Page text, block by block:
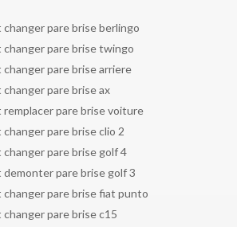
changer pare brise berlingo
changer pare brise twingo
changer pare brise arriere
pare brise ax
remplacer pare brise voiture
pare brise clio 2
changer pare brise golf 4
demonter pare brise golf 3
changer pare brise fiat punto
changer pare brise c15